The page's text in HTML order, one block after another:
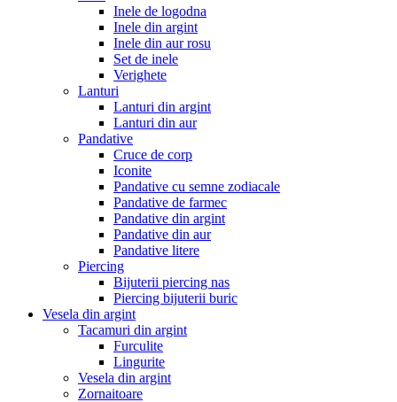
Inele de logodna
Inele din argint
Inele din aur rosu
Set de inele
Verighete
Lanturi
Lanturi din argint
Lanturi din aur
Pandative
Cruce de corp
Iconite
Pandative cu semne zodiacale
Pandative de farmec
Pandative din argint
Pandative din aur
Pandative litere
Piercing
Bijuterii piercing nas
Piercing bijuterii buric
Vesela din argint
Tacamuri din argint
Furculite
Lingurite
Vesela din argint
Zornaitoare